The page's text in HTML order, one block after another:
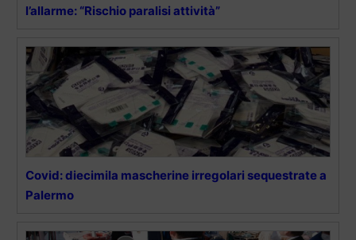
l’allarme: “Rischio paralisi attività”
Covid: diecimila mascherine irregolari sequestrate a
Palermo